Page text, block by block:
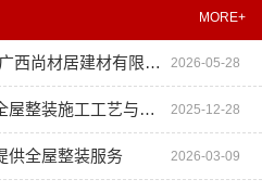
MORE+
百色家装全包精装房改造-广西尚材居建材有限公司 2026-05-28
广西尚材居建材有限公司全屋整装施工工艺与质量保障体系 2025-12-28
供全屋整装服务 2026-03-09